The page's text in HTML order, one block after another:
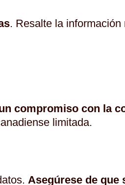
. Resalte la información
compromiso con la
limitada.
Asegúrese de que